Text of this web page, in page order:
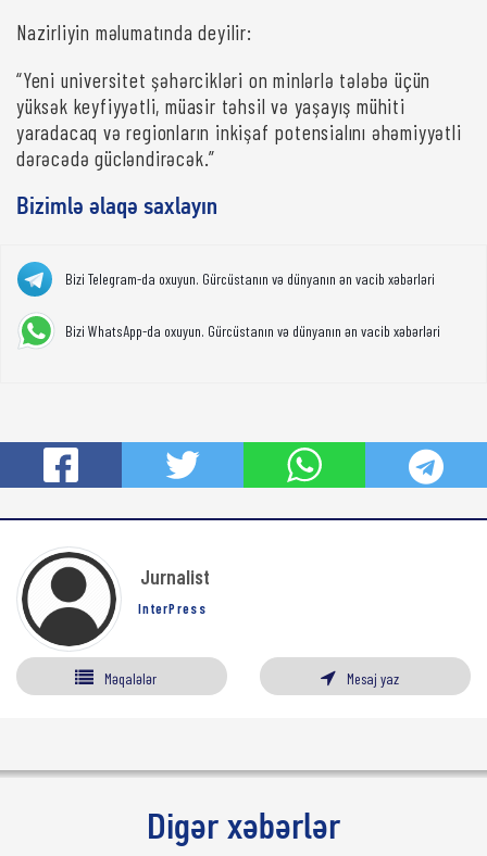
Nazirliyin məlumatında deyilir:
“Yeni universitet şəhərcikləri on minlərlə tələbə üçün
yüksək keyfiyyətli, müasir təhsil və yaşayış mühiti
yaradacaq və regionların inkişaf potensialını əhəmiyyətli
dərəcədə gücləndirəcək.”
Bizimlə əlaqə saxlayın
Bizi Telegram-da oxuyun. Gürcüstanın və dünyanın ən vacib xəbərləri
Bizi WhatsApp-da oxuyun. Gürcüstanın və dünyanın ən vacib xəbərləri
Jurnalist
InterPress
Məqalələr Mesaj yaz
Digər xəbərlər